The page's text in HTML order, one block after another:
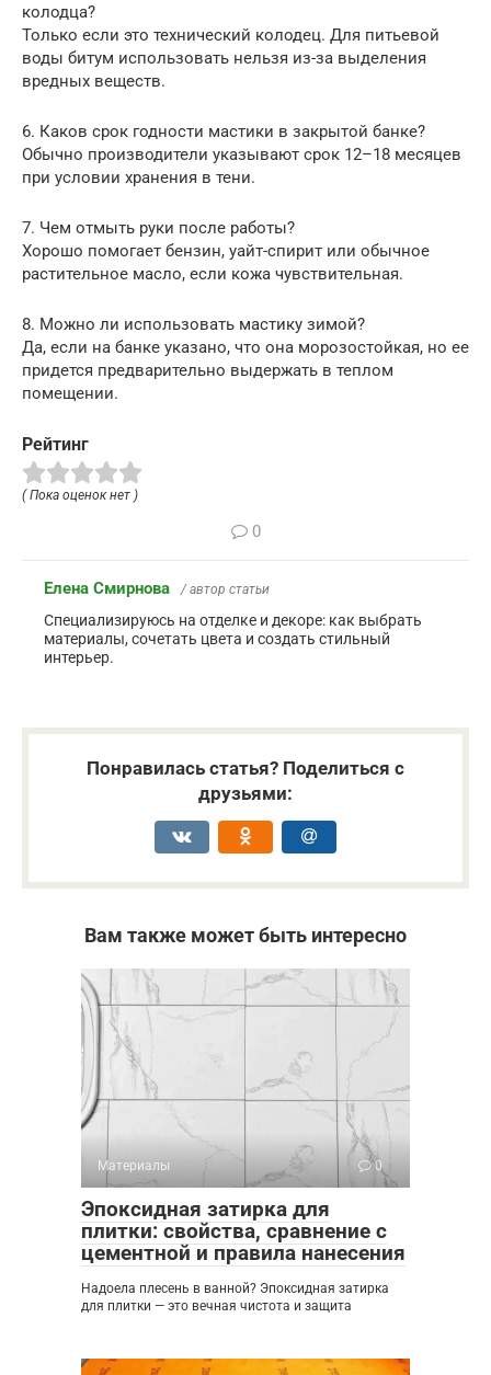
колодца?
Только если это технический колодец. Для питьевой
воды битум использовать нельзя из-за выделения
вредных веществ.
6. Каков срок годности мастики в закрытой банке?
Обычно производители указывают срок 12–18 месяцев
при условии хранения в тени.
7. Чем отмыть руки после работы?
Хорошо помогает бензин, уайт-спирит или обычное
растительное масло, если кожа чувствительная.
8. Можно ли использовать мастику зимой?
Да, если на банке указано, что она морозостойкая, но ее
придется предварительно выдержать в теплом
помещении.
Рейтинг
( Пока оценок нет )
0
Елена Смирнова / автор статьи
Специализируюсь на отделке и декоре: как выбрать
материалы, сочетать цвета и создать стильный
интерьер.
Понравилась статья? Поделиться с
друзьями:
Вам также может быть интересно
Материалы 0
Эпоксидная затирка для
плитки: свойства, сравнение с
цементной и правила нанесения
Надоела плесень в ванной? Эпоксидная затирка
для плитки — это вечная чистота и защита